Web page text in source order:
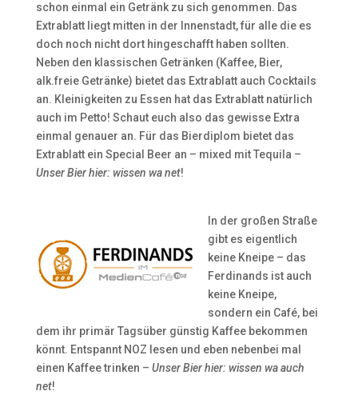
schon einmal ein Getränk zu sich genommen. Das
Extrablatt liegt mitten in der Innenstadt, für alle die es
doch noch nicht dort hingeschafft haben sollten.
Neben den klassischen Getränken (Kaffee, Bier,
alk.freie Getränke) bietet das Extrablatt auch Cocktails
an. Kleinigkeiten zu Essen hat das Extrablatt natürlich
auch im Petto! Schaut euch also das gewisse Extra
einmal genauer an. Für das Bierdiplom bietet das
Extrablatt ein Special Beer an – mixed mit Tequila –
Unser Bier hier: wissen wa net!
In der großen Straße
gibt es eigentlich
keine Kneipe – das
Ferdinands ist auch
keine Kneipe,
sondern ein Café, bei
dem ihr primär Tagsüber günstig Kaffee bekommen
könnt. Entspannt NOZ lesen und eben nebenbei mal
einen Kaffee trinken – Unser Bier hier: wissen wa auch
net!